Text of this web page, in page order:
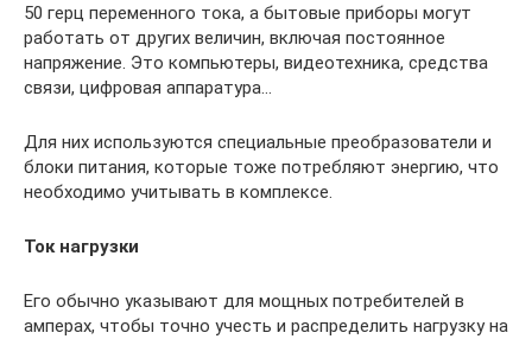
50 герц переменного тока, а бытовые приборы могут
работать от других величин, включая постоянное
напряжение. Это компьютеры, видеотехника, средства
связи, цифровая аппаратура…
Для них используются специальные преобразователи и
блоки питания, которые тоже потребляют энергию, что
необходимо учитывать в комплексе.
Ток нагрузки
Его обычно указывают для мощных потребителей в
амперах, чтобы точно учесть и распределить нагрузку на